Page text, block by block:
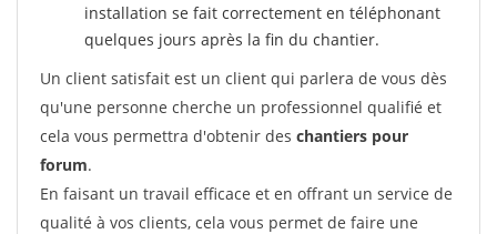
installation se fait correctement en téléphonant
quelques jours après la fin du chantier.
Un client satisfait est un client qui parlera de vous dès
qu'une personne cherche un professionnel qualifié et
cela vous permettra d'obtenir des chantiers pour
forum.
En faisant un travail efficace et en offrant un service de
qualité à vos clients, cela vous permet de faire une